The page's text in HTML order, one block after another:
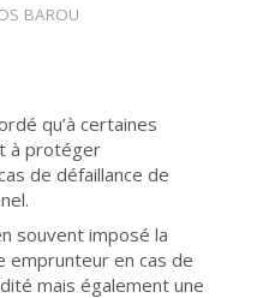
BAROU
qu’à certaines
à protéger
de défaillance de
souvent imposé la
emprunteur en cas de
mais également une